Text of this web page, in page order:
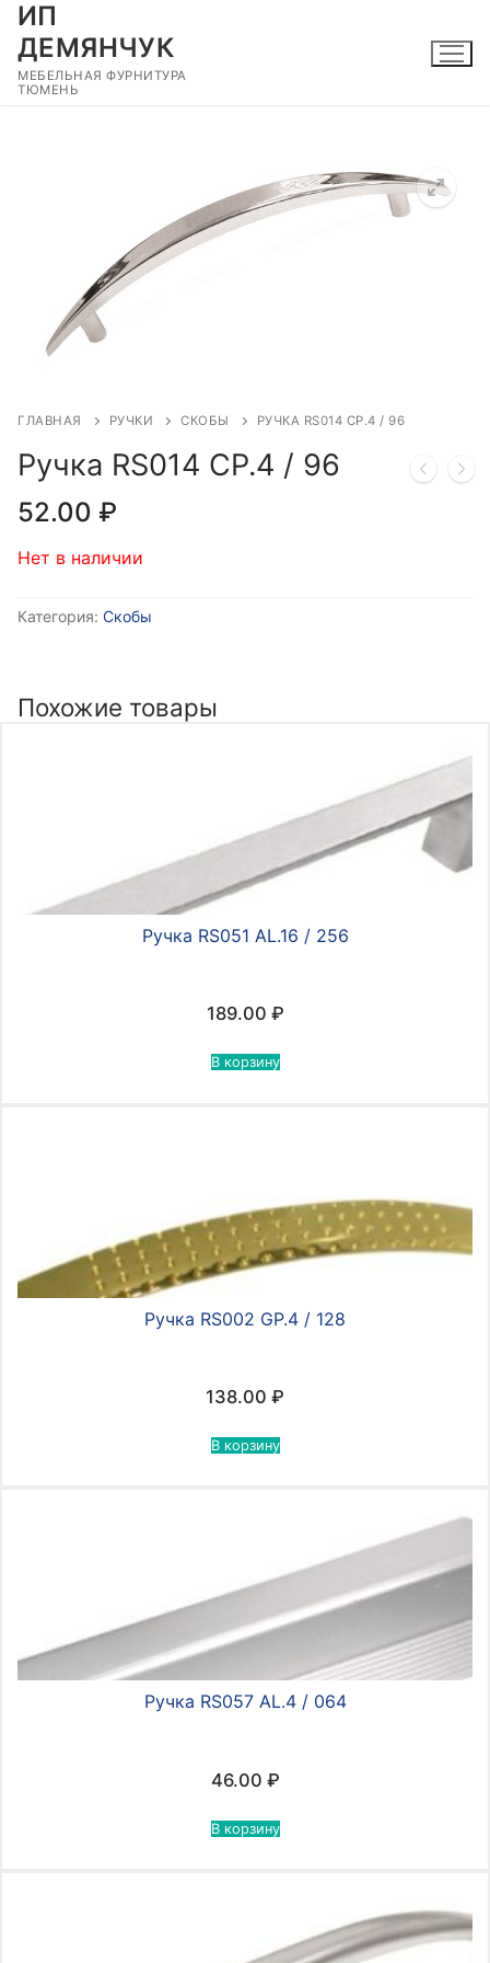
Перейти
содержимому
ИП
ДЕМЯНЧУК
МЕБЕЛЬНАЯ ФУРНИТУРА
ТЮМЕНЬ
ГЛАВНАЯ РУЧКИ СКОБЫ РУЧКА RS014 CP.4 / 96
Ручка RS014 CP.4 / 96
52.00 ₽
Нет в наличии
Категория: Скобы
Похожие товары
Ручка RS051 AL.16 / 256
189.00 ₽
В корзину
Ручка RS002 GP.4 / 128
138.00 ₽
В корзину
Ручка RS057 AL.4 / 064
46.00 ₽
В корзину